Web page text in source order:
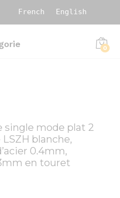
French English
0
single mode plat 2
LSZH blanche,
0.4mm,
en touret